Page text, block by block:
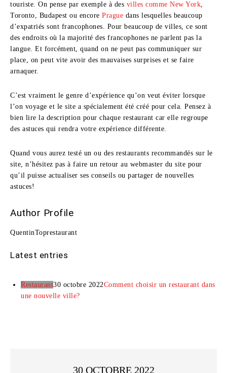
touriste. On pense par exemple à des villes comme New York,
Toronto, Budapest ou encore Prague dans lesquelles beaucoup
d’expatriés sont francophones. Pour beaucoup de villes, ce sont
des endroits où la majorité des francophones ne parlent pas la
langue. Et forcément, quand on ne peut pas communiquer sur
place, on peut vite avoir des mauvaises surprises et se faire
arnaquer.
C’est vraiment le genre d’expérience qu’on veut éviter lorsque
l’on voyage et le site a spécialement été créé pour cela. Pensez à
bien lire la description pour chaque restaurant car elle regroupe
des astuces qui rendra votre expérience différente.
Quand vous aurez testé un ou des restaurants recommandés sur le
site, n’hésitez pas à faire un retour au webmaster du site pour
qu’il puisse actualiser ses conseils ou partager de nouvelles
astuces!
Author Profile
QuentinToprestaurant
Latest entries
Restaurant30 octobre 2022Comment choisir un restaurant dans
une nouvelle ville?
30 OCTOBRE 2022